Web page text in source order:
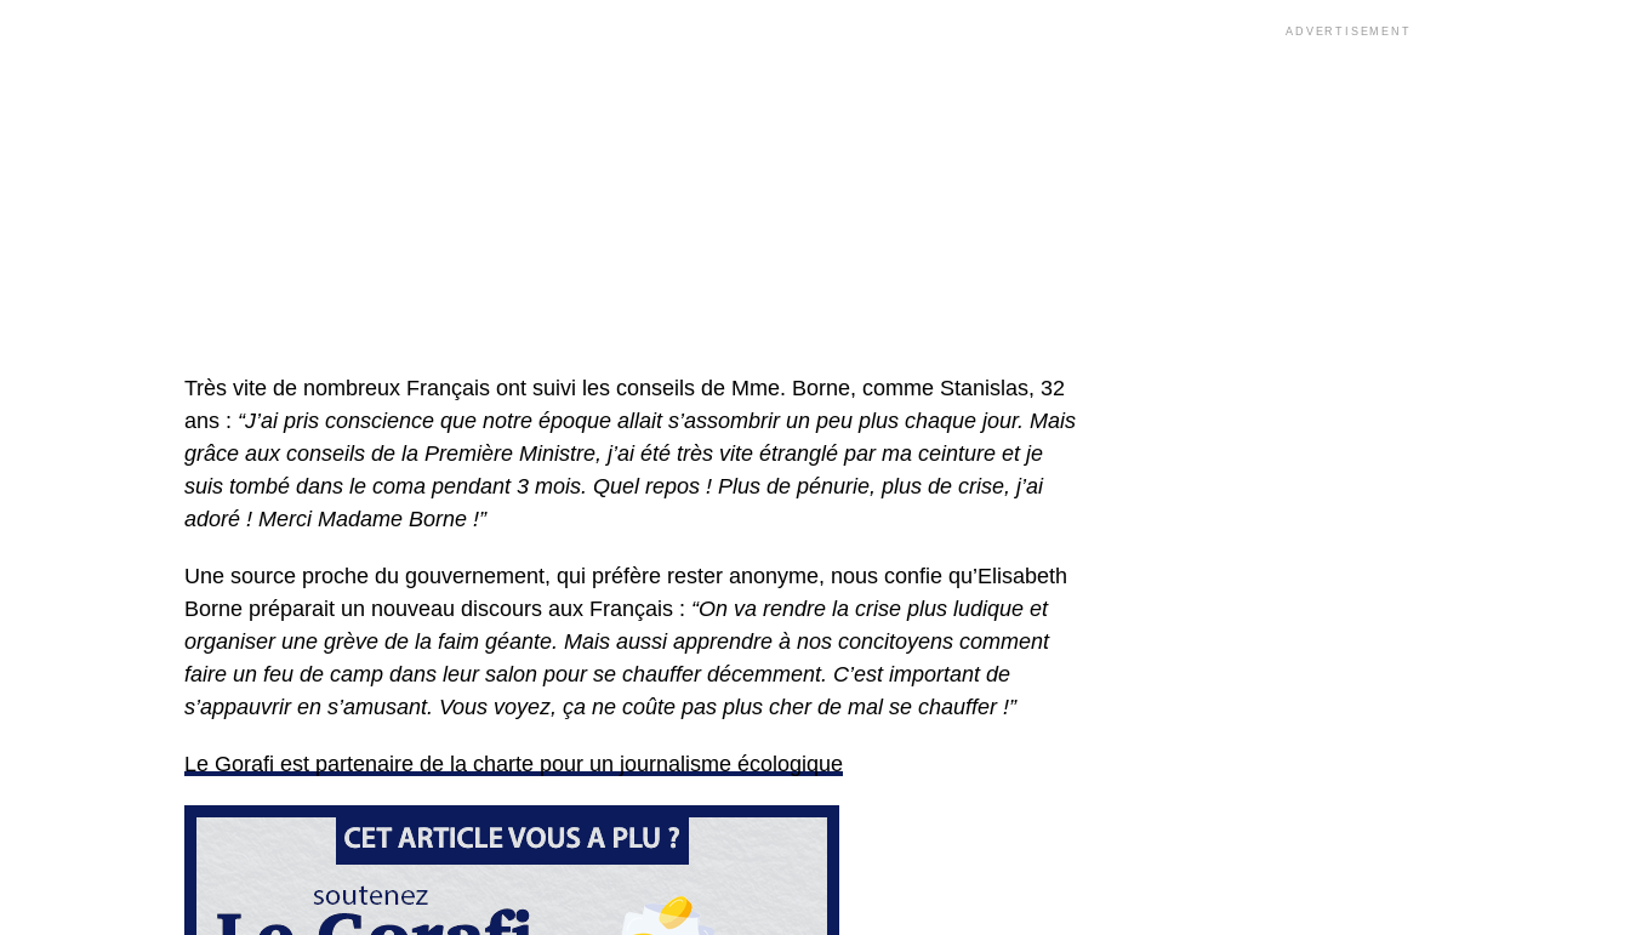
Très vite de nombreux Français ont suivi les conseils de Mme. Borne, comme Stanislas, 32
ans : “J’ai pris conscience que notre époque allait s’assombrir un peu plus chaque jour. Mais
grâce aux conseils de la Première Ministre, j’ai été très vite étranglé par ma ceinture et je
suis tombé dans le coma pendant 3 mois. Quel repos ! Plus de pénurie, plus de crise, j’ai
adoré ! Merci Madame Borne !”
Une source proche du gouvernement, qui préfère rester anonyme, nous confie qu’Elisabeth
Borne préparait un nouveau discours aux Français : “On va rendre la crise plus ludique et
organiser une grève de la faim géante. Mais aussi apprendre à nos concitoyens comment
faire un feu de camp dans leur salon pour se chauffer décemment. C’est important de
s’appauvrir en s’amusant. Vous voyez, ça ne coûte pas plus cher de mal se chauffer !”
Le Gorafi est partenaire de la charte pour un journalisme écologique
ADVERTISEMENT